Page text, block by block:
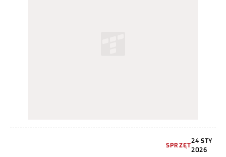
SPRZĘT
24 STY
2026